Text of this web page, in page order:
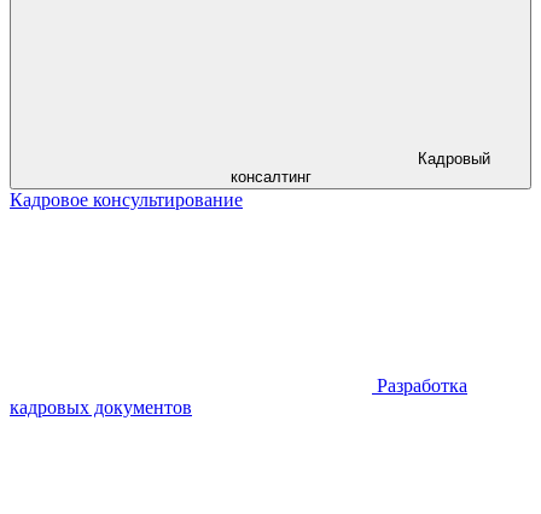
консалтинг
Кадровое консультирование
Разработка
кадровых документов